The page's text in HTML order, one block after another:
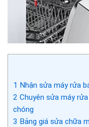
1 Nhận sửa máy rửa
2 Chuyên sửa máy
chóng
3 Bảng giá sửa chữa